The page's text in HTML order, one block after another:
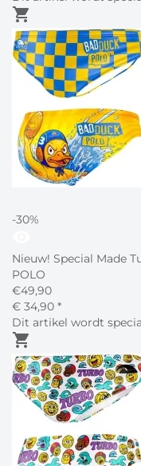
shopping_cart
-30%
Nieuw! Special Made
POLO
€49,90
€ 34,90 *
Dit artikel wordt
shopping_cart